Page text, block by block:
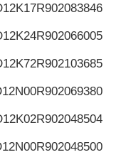
R902083846
R902066005
R902103685
R902069380
R902048504
R902048500